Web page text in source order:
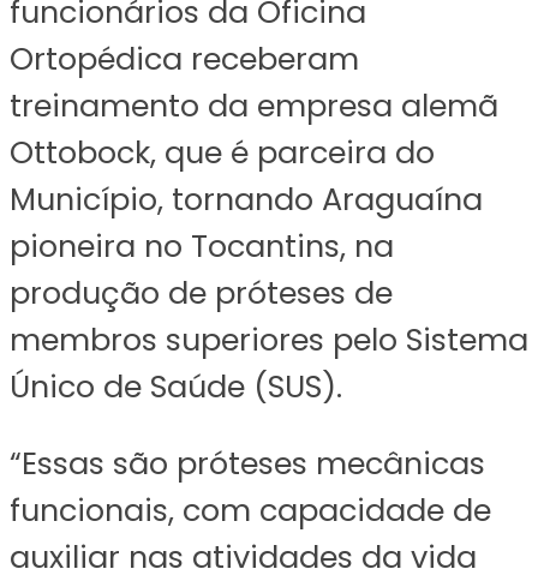
funcionários da Oficina
Ortopédica receberam
treinamento da empresa alemã
Ottobock, que é parceira do
Município, tornando Araguaína
pioneira no Tocantins, na
produção de próteses de
membros superiores pelo Sistema
Único de Saúde (SUS).
“Essas são próteses mecânicas
funcionais, com capacidade de
auxiliar nas atividades da vida